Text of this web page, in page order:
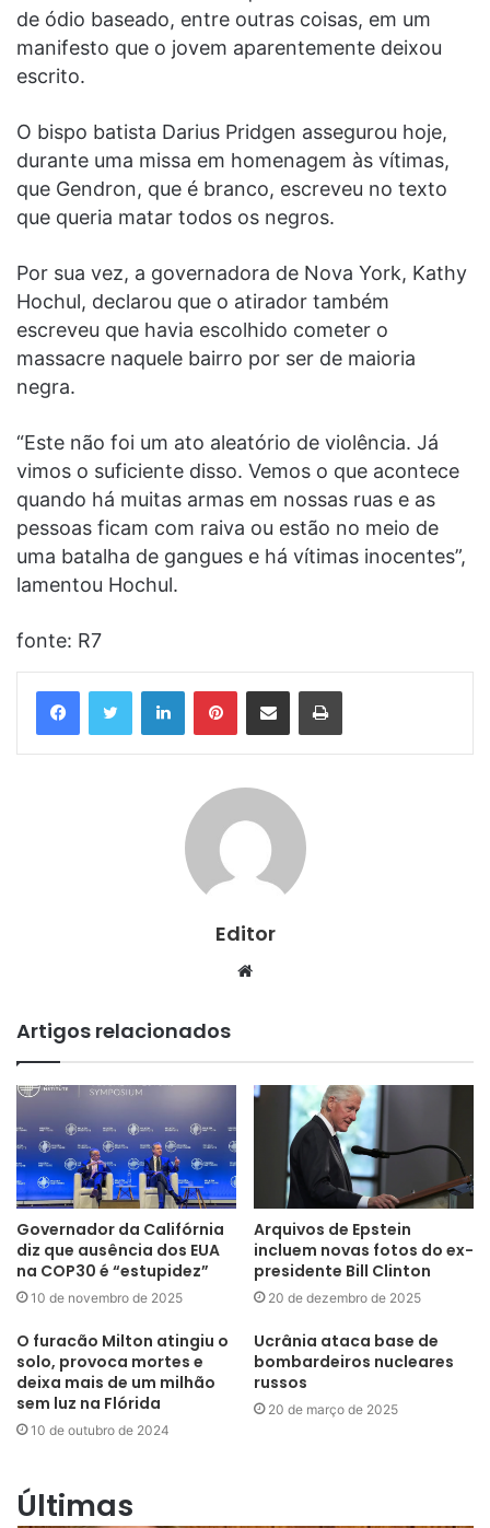
de ódio baseado, entre outras coisas, em um
manifesto que o jovem aparentemente deixou
escrito.
O bispo batista Darius Pridgen assegurou hoje,
durante uma missa em homenagem às vítimas,
que Gendron, que é branco, escreveu no texto
que queria matar todos os negros.
Por sua vez, a governadora de Nova York, Kathy
Hochul, declarou que o atirador também
escreveu que havia escolhido cometer o
massacre naquele bairro por ser de maioria
negra.
“Este não foi um ato aleatório de violência. Já
vimos o suficiente disso. Vemos o que acontece
quando há muitas armas em nossas ruas e as
pessoas ficam com raiva ou estão no meio de
uma batalha de gangues e há vítimas inocentes”,
lamentou Hochul.
fonte: R7
LinkedinPinterestCompartilhar via e-mail Imprimir
Editor
Website
Artigos relacionados
Governador da Califórnia
diz que ausência dos EUA
na COP30 é “estupidez”
10 de novembro de 2025
Arquivos de Epstein
incluem novas fotos do ex-
presidente Bill Clinton
20 de dezembro de 2025
O furacão Milton atingiu o
solo, provoca mortes e
deixa mais de um milhão
sem luz na Flórida
10 de outubro de 2024
Ucrânia ataca base de
bombardeiros nucleares
russos
20 de março de 2025
Últimas